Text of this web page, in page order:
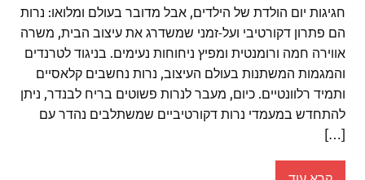
חגיגות יום הולדת של הילדים, אבל מדובר בעולם ומלואו: נרות
הם פתרון דקורטיבי ועל-זמני שמשדרג את עיצוב הבית, משרה
אווירה חמה ורומנטית ומפיץ ניחוחות נעימים. בניגוד לטרנדים
והמגמות המשתנות בעולם העיצוב, נרות נחשבים קלאסיים
ותמיד רלוונטיים. כיום, מעבר לנרות פשוטים בריח לבנדר, ניתן
להתחדש במעמדי נרות דקורטיביים שמשתלבים נהדר עם
[…]